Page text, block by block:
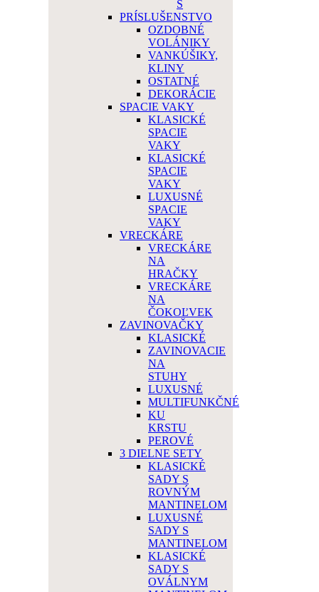
Š
PRÍSLUŠENSTVO
OZDOBNÉ
VOLÁNIKY
VANKÚŠIKY,
KLINY
OSTATNÉ
DEKORÁCIE
SPACIE VAKY
KLASICKÉ
SPACIE
VAKY
KLASICKÉ
SPACIE
VAKY
LUXUSNÉ
SPACIE
VAKY
VRECKÁRE
VRECKÁRE
NA
HRAČKY
VRECKÁRE
NA
ČOKOĽVEK
ZAVINOVAČKY
KLASICKÉ
ZAVINOVACIE
NA
STUHY
LUXUSNÉ
MULTIFUNKČNÉ
KU
KRSTU
PEROVÉ
3 DIELNE SETY
KLASICKÉ
SADY S
ROVNÝM
MANTINELOM
LUXUSNÉ
SADY S
MANTINELOM
KLASICKÉ
SADY S
OVÁLNYM